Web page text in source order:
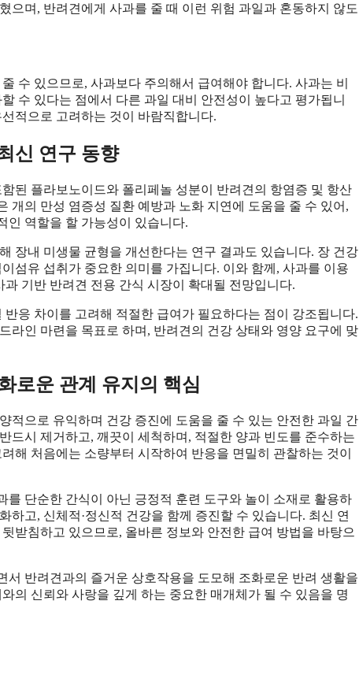
으며, 반려견에게 사과를 줄 때 이런 위험 과일과 혼동하지 않도
수 있으므로, 사과보다 주의해서 급여해야 합니다. 사과는 비
수 있다는 점에서 다른 과일 대비 안전성이 높다고 평가됩니
적으로 고려하는 것이 바람직합니다.
신 연구 동향
된 플라보노이드와 폴리페놀 성분이 반려견의 항염증 및 항산
개의 만성 염증성 질환 예방과 노화 지연에 도움을 줄 수 있어,
인 역할을 할 가능성이 있습니다.
장내 미생물 균형을 개선한다는 연구 결과도 있습니다. 장 건강
섬유 섭취가 중요한 의미를 가집니다. 이와 함께, 사과를 이용
기반 반려견 전용 간식 시장이 확대될 전망입니다.
응 차이를 고려해 적절한 급여가 필요하다는 점이 강조됩니다.
라인 마련을 목표로 하며, 반려견의 건강 상태와 영양 요구에 맞
로운 관계 유지의 핵심
적으로 유익하며 건강 증진에 도움을 줄 수 있는 안전한 과일 간
드시 제거하고, 깨끗이 세척하며, 적절한 양과 빈도를 준수하는
해 처음에는 소량부터 시작하여 반응을 면밀히 관찰하는 것이
단순한 간식이 아닌 긍정적 훈련 도구와 놀이 소재로 활용하
고, 신체적·정신적 건강을 함께 증진할 수 있습니다. 최신 연
받침하고 있으므로, 올바른 정보와 안전한 급여 방법을 바탕으
반려견과의 즐거운 상호작용을 도모해 조화로운 반려 생활을
의 신뢰와 사랑을 깊게 하는 중요한 매개체가 될 수 있음을 명